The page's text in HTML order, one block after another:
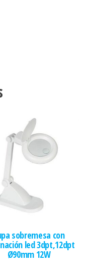
sobremesa con
led 3dpt,12dpt
Ø90mm 12W